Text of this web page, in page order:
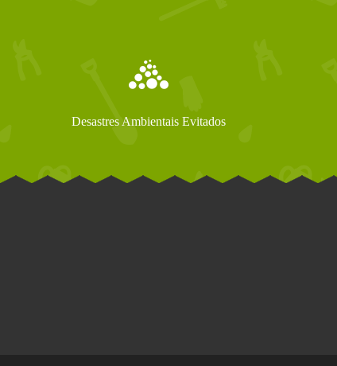
Desastres Ambientais Evitados